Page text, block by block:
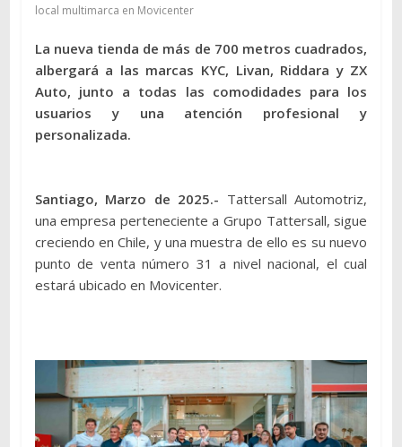
local multimarca en Movicenter
La nueva tienda de más de 700 metros cuadrados,
albergará a las marcas KYC, Livan, Riddara y ZX
Auto, junto a todas las comodidades para los
usuarios y una atención profesional y
personalizada.
Santiago, Marzo de 2025.- Tattersall Automotriz,
una empresa perteneciente a Grupo Tattersall, sigue
creciendo en Chile, y una muestra de ello es su nuevo
punto de venta número 31 a nivel nacional, el cual
estará ubicado en Movicenter.